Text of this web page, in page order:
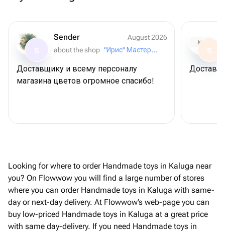
Sender
August 2026
about the shop
"Ирис" Мастерская букетов
Доставщику и всему персоналу
магазина цветов огромное спасибо!
S
Looking for where to order Handmade toys in Kaluga near
you? On Flowwow you will find a large number of stores
where you can order Handmade toys in Kaluga with same-
day or next-day delivery. At Flowwow’s web-page you can
buy low-priced Handmade toys in Kaluga at a great price
with same day-delivery. If you need Handmade toys in